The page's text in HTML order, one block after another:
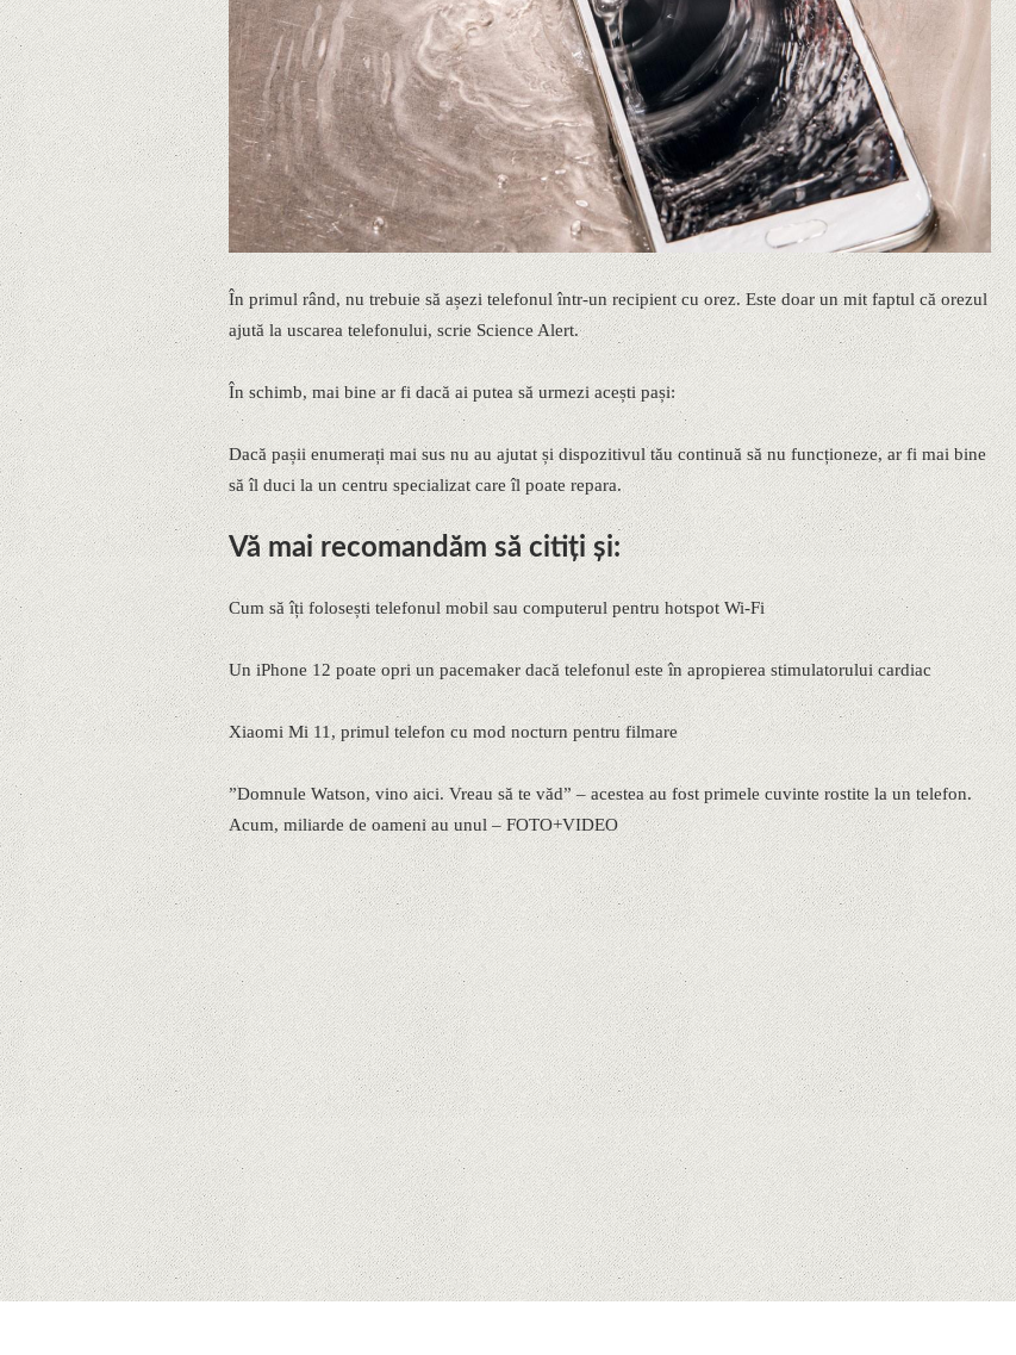
În primul rând, nu trebuie să așezi telefonul într-un recipient cu orez. Este doar un mit faptul că orezul
ajută la uscarea telefonului, scrie Science Alert.
În schimb, mai bine ar fi dacă ai putea să urmezi acești pași:
Dacă pașii enumerați mai sus nu au ajutat și dispozitivul tău continuă să nu funcționeze, ar fi mai bine
să îl duci la un centru specializat care îl poate repara.
Vă mai recomandăm să citiți și:
Cum să îți folosești telefonul mobil sau computerul pentru hotspot Wi-Fi
Un iPhone 12 poate opri un pacemaker dacă telefonul este în apropierea stimulatorului cardiac
Xiaomi Mi 11, primul telefon cu mod nocturn pentru filmare
”Domnule Watson, vino aici. Vreau să te văd” – acestea au fost primele cuvinte rostite la un telefon.
Acum, miliarde de oameni au unul – FOTO+VIDEO